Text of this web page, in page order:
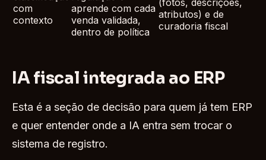
com
contexto
aprende com cada
venda validada,
dentro de política
(fotos, descrições,
atributos) e de
curadoria fiscal
IA fiscal integrada ao ERP
Esta é a seção de decisão para quem já tem ERP
e quer entender onde a IA entra sem trocar o
sistema de registro.